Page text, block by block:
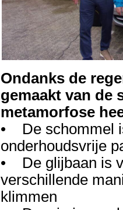
Ondanks de
gemaakt van de
metamorfose
• De schommel
onderhoudsvrije
• De glijbaan is
verschillende
klimmen